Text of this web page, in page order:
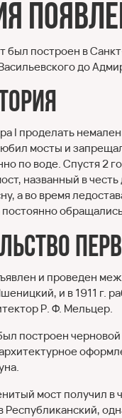
был построен в
до
I проделать
мосты и
по воде. Спустя 2
названный в
а во время
и проведен
и в 1911 г.
Р. Ф. Мельцер.
построен
мост получил в
Республиканский,